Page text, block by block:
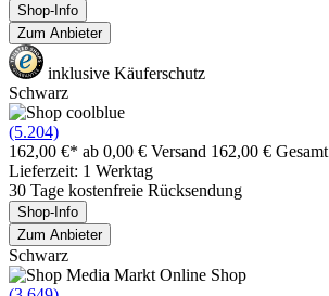
Shop-Info
Zum Anbieter
inklusive Käuferschutz
Schwarz
(5.204)
162,00 €* ab 0,00 € Versand 162,00 € Gesamt
Lieferzeit: 1 Werktag
30 Tage kostenfreie Rücksendung
Shop-Info
Zum Anbieter
Schwarz